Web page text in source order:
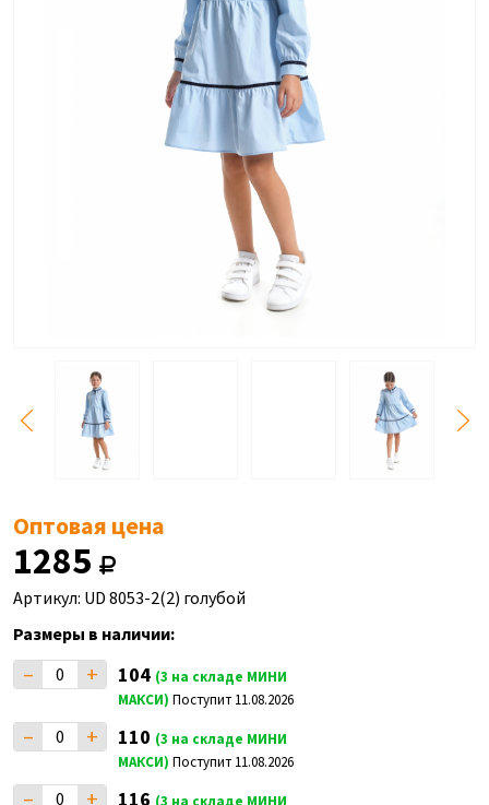
Оптовая цена
1285
Артикул: UD 8053-2(2) голубой
Размеры в наличии:
– + 104 (3 на складе МИНИ
МАКСИ) Поступит 11.08.2026
– + 110 (3 на складе МИНИ
МАКСИ) Поступит 11.08.2026
– + 116 (3 на складе МИНИ